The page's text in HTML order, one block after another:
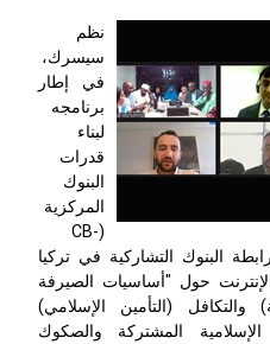
نظم
سيسرك،
في إطار
برنامجه
لبناء
قدرات
البنوك
المركزية
CB-
البنوك التشاركية في تركيا
حول "أساسيات الصيرفة
والتكافل (التأمين الإسلامي)
المشتركة والصكوك